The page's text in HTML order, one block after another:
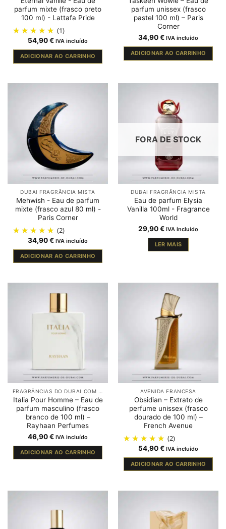
parfum mixte (frasco preto
100 ml) - Lattafa Pride
(1)
54,90€ IVA incluído
ADICIONAR AO CARRINHO
parfum unissex (frasco
pastel 100 ml) – Paris
Corner
34,90€ IVA incluído
ADICIONAR AO CARRINHO
DUBAI FRAGRÂNCIA MISTA
Mehwish - Eau de parfum
mixte (frasco azul 80 ml) -
Paris Corner
(2)
34,90€ IVA incluído
ADICIONAR AO CARRINHO
FORA DE STOCK
DUBAI FRAGRÂNCIA MISTA
Eau de parfum Elysia
Vanilla 100ml - Fragrance
World
29,90€ IVA incluído
LER MAIS
FRAGRÂNCIAS DO DUBAI COM FAVA TONKA
Italia Pour Homme – Eau de
parfum masculino (frasco
branco de 100 ml) –
Rayhaan Perfumes
46,90€ IVA incluído
ADICIONAR AO CARRINHO
AVENIDA FRANCESA
Obsidian – Extrato de
perfume unissex (frasco
dourado de 100 ml) –
French Avenue
(2)
54,90€ IVA incluído
ADICIONAR AO CARRINHO